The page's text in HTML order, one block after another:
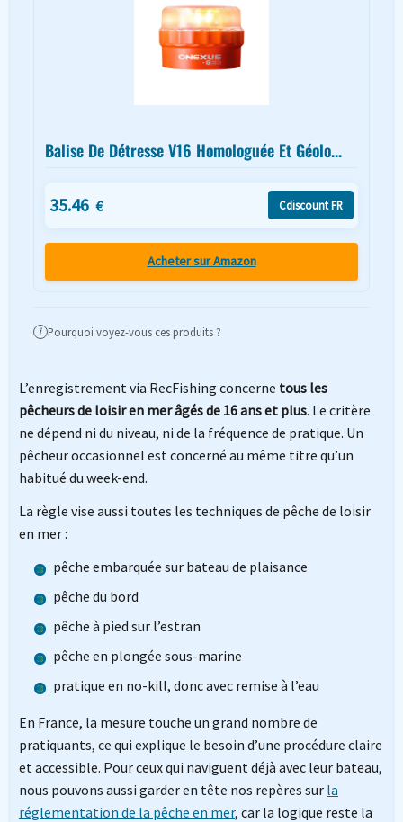
Balise De Détresse V16 Homologuée Et Géolo...
35.46 € Cdiscount FR
Acheter sur Amazon
i Pourquoi voyez-vous ces produits ?
L’enregistrement via RecFishing concerne tous les
pêcheurs de loisir en mer âgés de 16 ans et plus. Le critère
ne dépend ni du niveau, ni de la fréquence de pratique. Un
pêcheur occasionnel est concerné au même titre qu’un
habitué du week-end.
La règle vise aussi toutes les techniques de pêche de loisir
en mer :
pêche embarquée sur bateau de plaisance
pêche du bord
pêche à pied sur l’estran
pêche en plongée sous-marine
pratique en no-kill, donc avec remise à l’eau
En France, la mesure touche un grand nombre de
pratiquants, ce qui explique le besoin d’une procédure claire
et accessible. Pour ceux qui naviguent déjà avec leur bateau,
nous pouvons aussi garder en tête nos repères sur la
réglementation de la pêche en mer, car la logique reste la